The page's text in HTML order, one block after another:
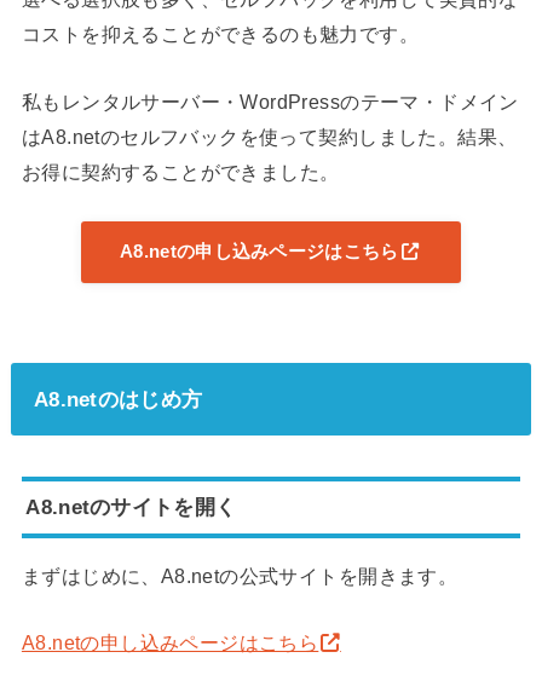
コストを抑えることができるのも魅力です。
私もレンタルサーバー・WordPressのテーマ・ドメイン
はA8.netのセルフバックを使って契約しました。結果、
お得に契約することができました。
A8.netの申し込みページはこちら
A8.netのはじめ方
A8.netのサイトを開く
まずはじめに、A8.netの公式サイトを開きます。
A8.netの申し込みページはこちら